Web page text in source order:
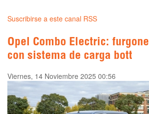
Suscribirse a este canal RSS
Opel Combo Electric:
con sistema de carga bott
Viernes, 14 Noviembre 2025 00:56